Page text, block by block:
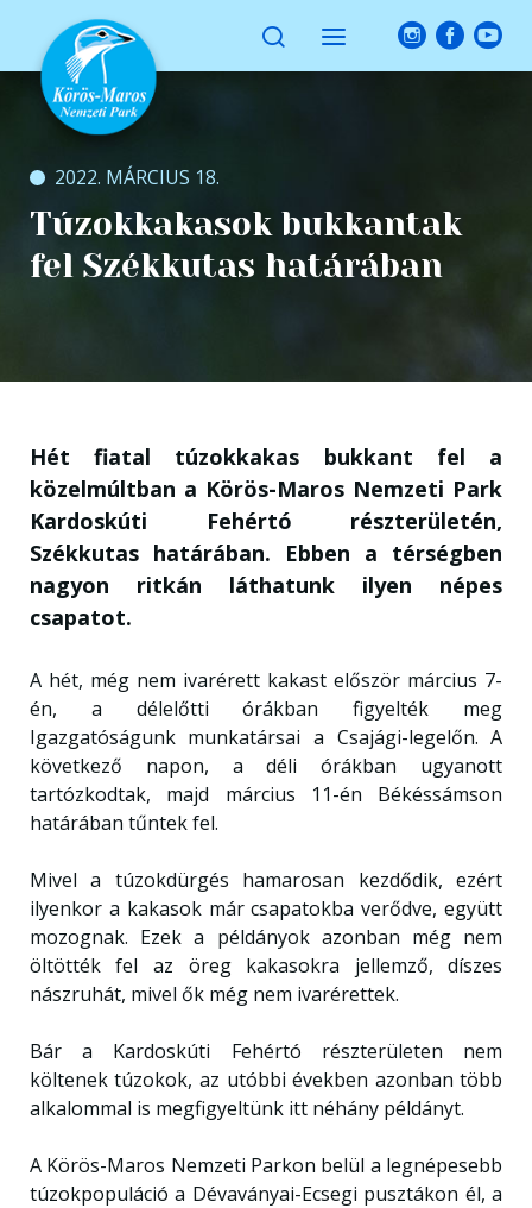
2022. MÁRCIUS 18.
Túzokkakasok bukkantak
fel Székkutas határában
Hét fiatal túzokkakas bukkant fel a
közelmúltban a Körös-Maros Nemzeti Park
Kardoskúti Fehértó részterületén,
Székkutas határában. Ebben a térségben
nagyon ritkán láthatunk ilyen népes
csapatot.
A hét, még nem ivarérett kakast először március 7-
én, a délelőtti órákban figyelték meg
Igazgatóságunk munkatársai a Csajági-legelőn. A
következő napon, a déli órákban ugyanott
tartózkodtak, majd március 11-én Békéssámson
határában tűntek fel.
Mivel a túzokdürgés hamarosan kezdődik, ezért
ilyenkor a kakasok már csapatokba verődve, együtt
mozognak. Ezek a példányok azonban még nem
öltötték fel az öreg kakasokra jellemző, díszes
nászruhát, mivel ők még nem ivarérettek.
Bár a Kardoskúti Fehértó részterületen nem
költenek túzokok, az utóbbi években azonban több
alkalommal is megfigyeltünk itt néhány példányt.
A Körös-Maros Nemzeti Parkon belül a legnépesebb
túzokpopuláció a Dévaványai-Ecsegi pusztákon él, a